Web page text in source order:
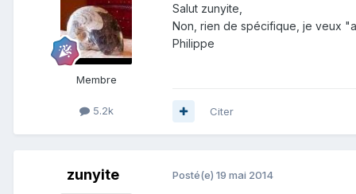
Membre
5.2k
Salut zunyite,
Non, rien de spécifique, je veux
Philippe
Citer
zunyite Posté(e) 19 mai 2014